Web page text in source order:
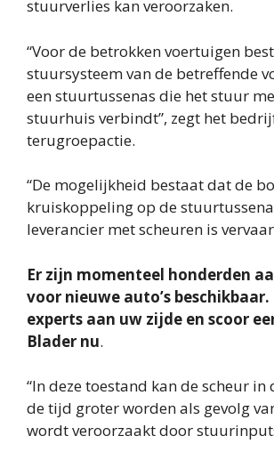
stuurverlies kan veroorzaken.
“Voor de betrokken voertuigen
stuursysteem van de betreffende
een stuurtussenas die het stuur
stuurhuis verbindt”, zegt het
terugroepactie.
“De mogelijkheid bestaat dat de
kruiskoppeling op de
leverancier met scheuren is
Er zijn momenteel honderden
voor nieuwe auto’s
experts aan uw zijde en scoor
Blader nu.
“In deze toestand kan de scheur in
de tijd groter worden als gevolg
wordt veroorzaakt door